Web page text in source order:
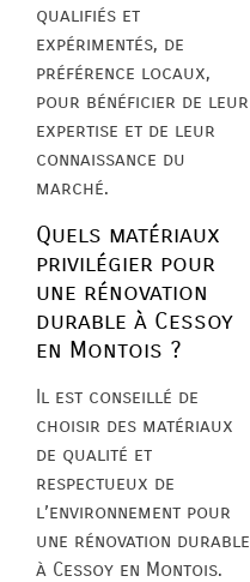
qualifiés et
expérimentés, de
préférence locaux,
pour bénéficier de leur
expertise et de leur
connaissance du
marché.
Quels matériaux
privilégier pour
une rénovation
durable à Cessoy
en Montois ?
Il est conseillé de
choisir des matériaux
de qualité et
respectueux de
l’environnement pour
une rénovation durable
à Cessoy en Montois.